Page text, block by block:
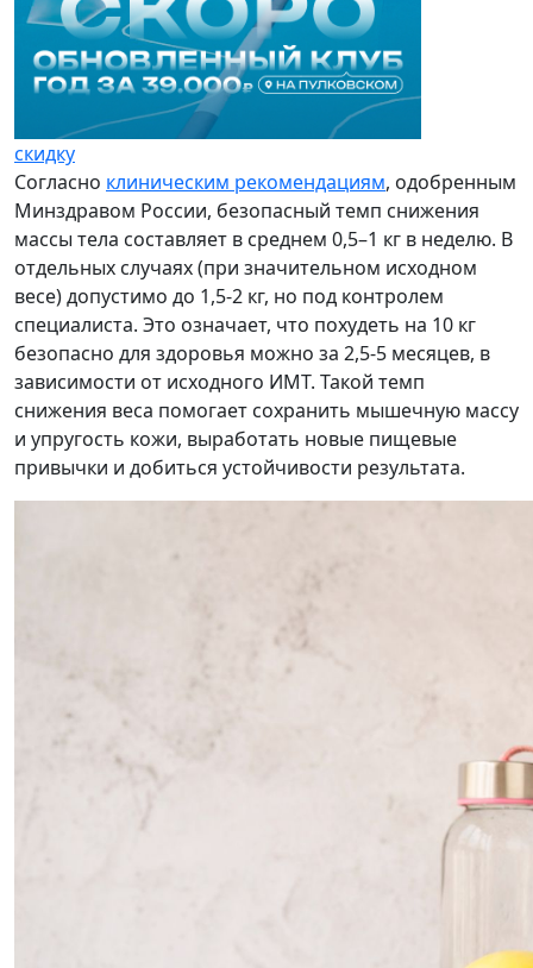
скидку
Согласно клиническим рекомендациям, одобренным
Минздравом России, безопасный темп снижения
массы тела составляет в среднем 0,5–1 кг в неделю. В
отдельных случаях (при значительном исходном
весе) допустимо до 1,5-2 кг, но под контролем
специалиста. Это означает, что похудеть на 10 кг
безопасно для здоровья можно за 2,5-5 месяцев, в
зависимости от исходного ИМТ. Такой темп
снижения веса помогает сохранить мышечную массу
и упругость кожи, выработать новые пищевые
привычки и добиться устойчивости результата.